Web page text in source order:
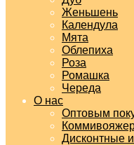
Женьшень
Календула
Мята
Облепиха
Роза
Ромашка
Череда
О нас
Оптовым
Дисконтные